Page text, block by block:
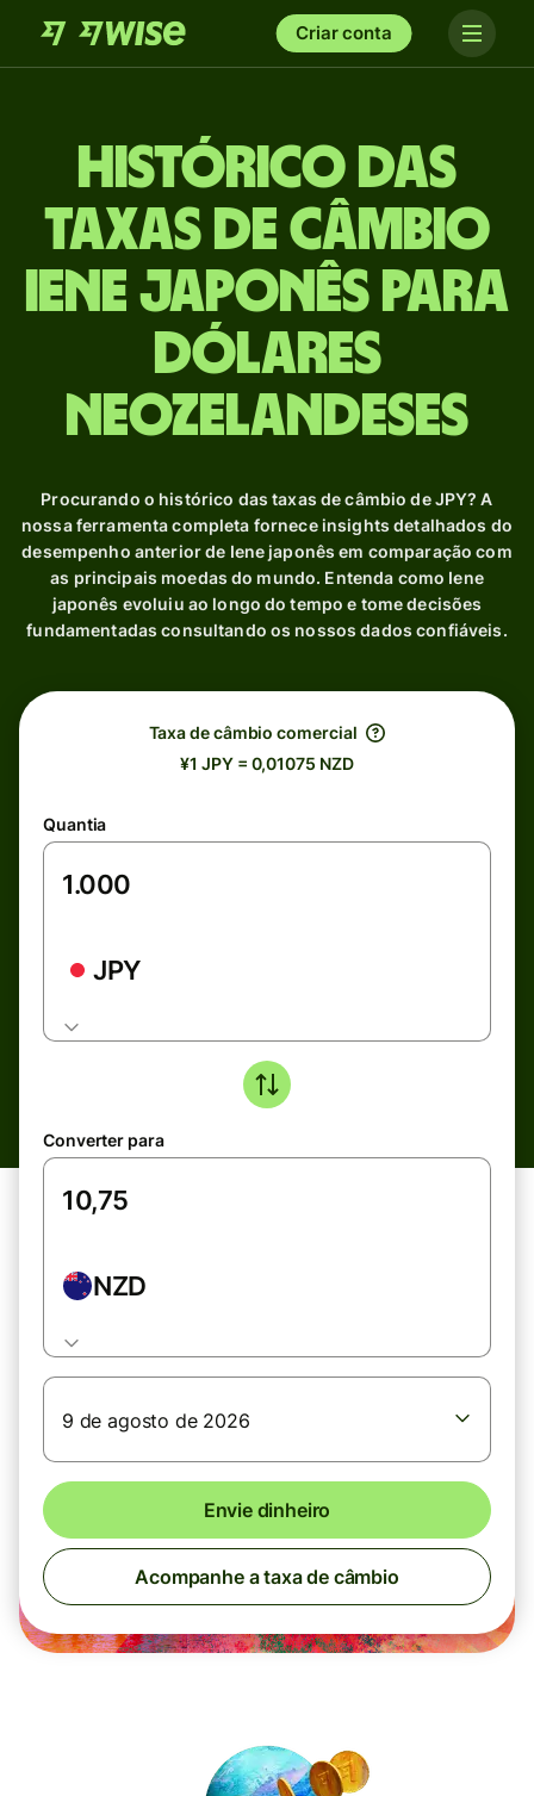
Criar conta
Histórico das
taxas de câmbio
Iene japonês para
Dólares
neozelandeses
Procurando o histórico das taxas de câmbio de JPY? A
nossa ferramenta completa fornece insights detalhados do
desempenho anterior de Iene japonês em comparação com
as principais moedas do mundo. Entenda como Iene
japonês evoluiu ao longo do tempo e tome decisões
fundamentadas consultando os nossos dados confiáveis.
Taxa de câmbio comercial
¥1 JPY = 0,01075 NZD
Quantia
JPY
Converter para
NZD
9 de agosto de 2026
Envie dinheiro
Acompanhe a taxa de câmbio